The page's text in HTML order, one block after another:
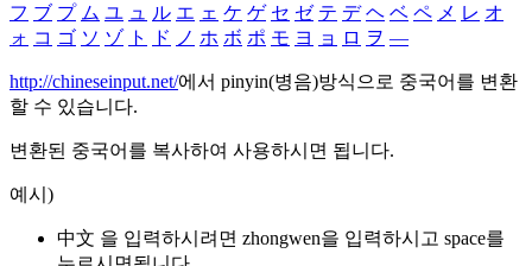
フ ブ プ ム ユ ュ ル エ ェ ケ ゲ セ ゼ テ デ ヘ ベ ペ メ レ オ
ォ コ ゴ ソ ゾ ト ド ノ ホ ボ ポ モ ヨ ョ ロ ヲ ―
http://chineseinput.net/에서 pinyin(병음)방식으로 중국어를 변환
할 수 있습니다.
변환된 중국어를 복사하여 사용하시면 됩니다.
예시)
中文 을 입력하시려면 zhongwen을 입력하시고 space를